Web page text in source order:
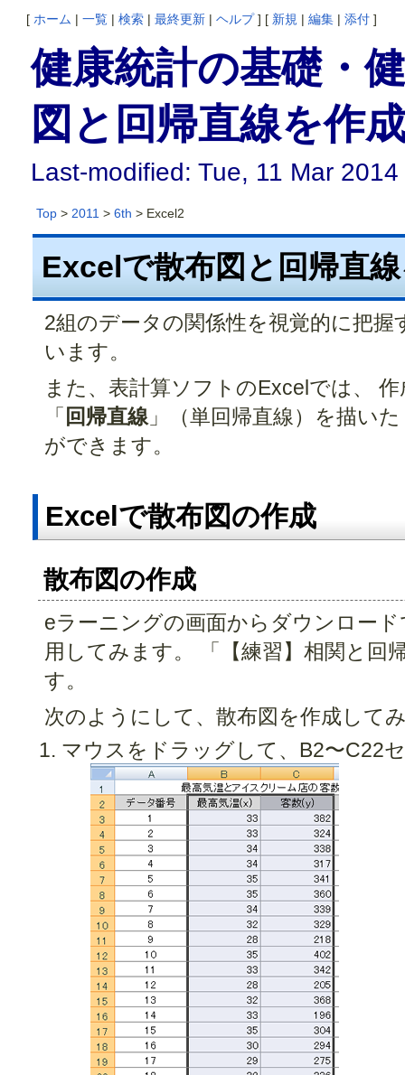
[ ホーム | 一覧 | 検索 | 最終更新 | ヘルプ] [ 新規 | 編集 | 添付 ]
健康統計の基礎・
図と回帰直線を作
Last-modified: Tue, 11 Mar
Top> 2011 > 6th > Excel2
Excelで散布図と回帰直
2組のデータの関係性を視覚的に把握
います。
また、表計算ソフトのExcelでは、
「 回帰直線 」（単回帰直線）を描い
ができます。
Excelで散布図の作成
散布図の作成
eラーニングの画面からダウンロー
用してみます。 「【練習】相関と回
す。
次のようにして、散布図を作成して
マウスをドラッグして、B2〜C22